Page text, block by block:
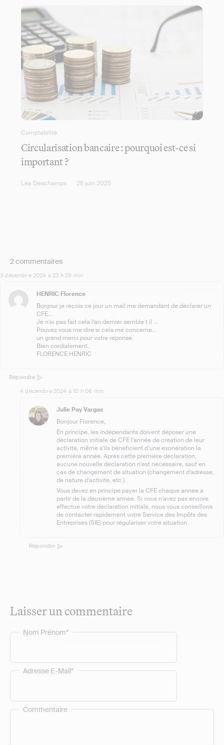
Comptabilité
Circularisation bancaire : pourquoi est-ce si
important ?
Léa Deschamps 26 juin 2025
2 commentaires
3 décembre 2024 à 23 h 29 min
HENRIC Florence
Bonjour je reçois ce jour un mail me demandant de déclarer un
CFE…
Je n’ai pas fait cela l’an dernier semble t il …
Pouvez vous me dire si cela me concerne…
un grand merci pour votre réponse.
Bien cordialement.
FLORENCE HENRIC
Répondre
4 décembre 2024 à 10 h 06 min
Julie Pay Vargas
Bonjour Florence,
En principe, les indépendants doivent déposer une
déclaration initiale de CFE l’année de création de leur
activité, même s’ils bénéficient d’une exonération la
première année. Après cette première déclaration,
aucune nouvelle déclaration n’est nécessaire, sauf en
cas de changement de situation (changement d’adresse,
de nature d’activité, etc.).
Vous devez en principe payer la CFE chaque année à
partir de la deuxième année. Si vous n’avez pas encore
effectué votre déclaration initiale, nous vous conseillons
de contacter rapidement votre Service des Impôts des
Entreprises (SIE) pour régulariser votre situation.
Répondre
Laisser un commentaire
Commentaire
Nom Prénom*
Adresse E-Mail*